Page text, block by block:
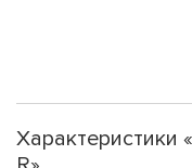
Характеристики